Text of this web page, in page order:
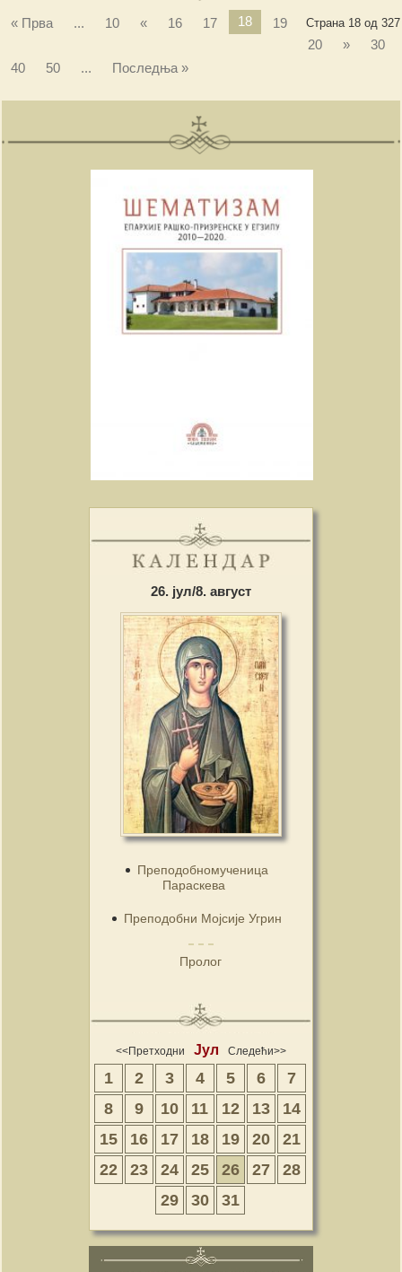
Страна 18 од 327
« Прва ... 10 « 16 17 18
19
20
»
30
40
50 ... Последња »
26. јул/8. август
Преподобномученица
Параскева
Преподобни Мојсије Угрин
Пролог
<<Претходни Јул Следећи>>
1 2 3 4 5 6
7
8
9 10 11 12 13
14
15
16 17 18 19 20
21
22
23 24 25 26 27
28
29
30 31